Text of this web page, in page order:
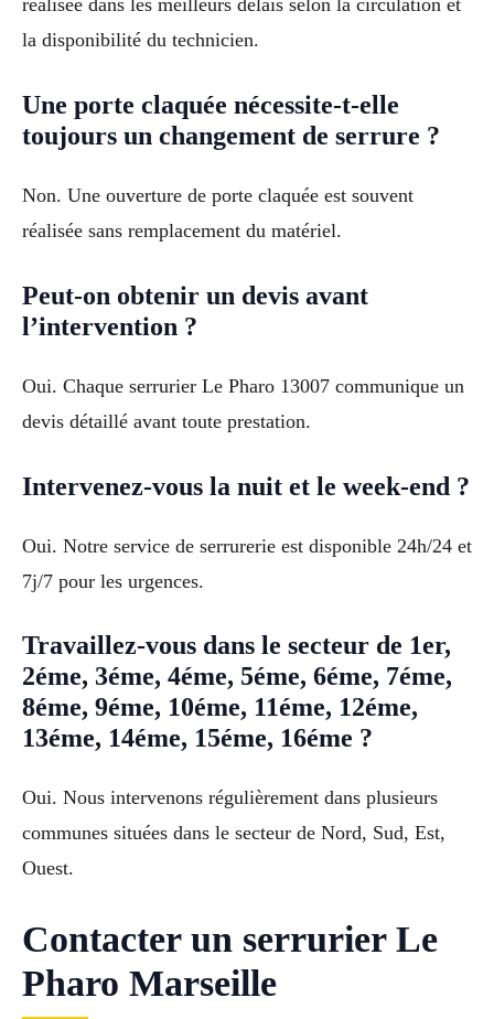
réalisée dans les meilleurs délais selon la circulation et
la disponibilité du technicien.
Une porte claquée nécessite-t-elle
toujours un changement de serrure ?
Non. Une ouverture de porte claquée est souvent
réalisée sans remplacement du matériel.
Peut-on obtenir un devis avant
l’intervention ?
Oui. Chaque serrurier Le Pharo 13007 communique un
devis détaillé avant toute prestation.
Intervenez-vous la nuit et le week-end ?
Oui. Notre service de serrurerie est disponible 24h/24 et
7j/7 pour les urgences.
Travaillez-vous dans le secteur de 1er,
2éme, 3éme, 4éme, 5éme, 6éme, 7éme,
8éme, 9éme, 10éme, 11éme, 12éme,
13éme, 14éme, 15éme, 16éme ?
Oui. Nous intervenons régulièrement dans plusieurs
communes situées dans le secteur de Nord, Sud, Est,
Ouest.
Contacter un serrurier Le
Pharo Marseille